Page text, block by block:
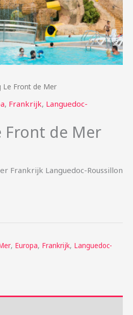
Le Front de Mer
, Frankrijk, Languedoc-
Front de Mer
Frankrijk Languedoc-Roussillon
, Europa, Frankrijk, Languedoc-